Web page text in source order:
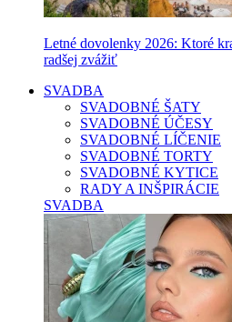
Letné dovolenky 2026: Ktoré
radšej zvážiť
SVADBA
SVADOBNÉ ŠATY
SVADOBNÉ ÚČESY
SVADOBNÉ LÍČENIE
SVADOBNÉ TORTY
SVADOBNÉ KYTICE
RADY A INŠPIRÁCIE
SVADBA